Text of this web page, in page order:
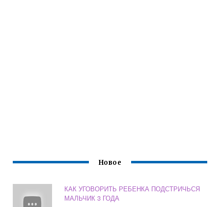
Новое
КАК УГОВОРИТЬ РЕБЕНКА ПОДСТРИЧЬСЯ
МАЛЬЧИК 3 ГОДА